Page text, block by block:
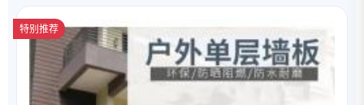
特别推荐